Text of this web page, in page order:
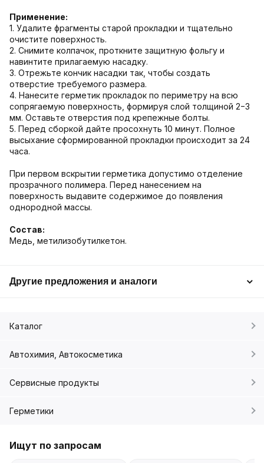
Применение:
1. Удалите фрагменты старой прокладки и тщательно
очистите поверхность.
2. Снимите колпачок, проткните защитную фольгу и
навинтите прилагаемую насадку.
3. Отрежьте кончик насадки так, чтобы создать
отверстие требуемого размера.
4. Нанесите герметик прокладок по периметру на всю
сопрягаемую поверхность, формируя слой толщиной 2−3
мм. Оставьте отверстия под крепежные болты.
5. Перед сборкой дайте просохнуть 10 минут. Полное
высыхание сформированной прокладки происходит за 24
часа.
При первом вскрытии герметика допустимо отделение
прозрачного полимера. Перед нанесением на
поверхность выдавите содержимое до появления
однородной массы.
Состав:
Медь, метилизобутилкетон.
Другие предложения и аналоги
Каталог
Автохимия, Автокосметика
Сервисные продукты
Герметики
Ищут по запросам